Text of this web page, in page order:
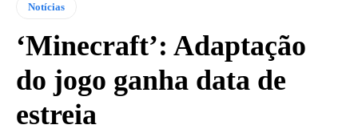
Notícias
‘Minecraft’: Adaptação
do jogo ganha data de
estreia